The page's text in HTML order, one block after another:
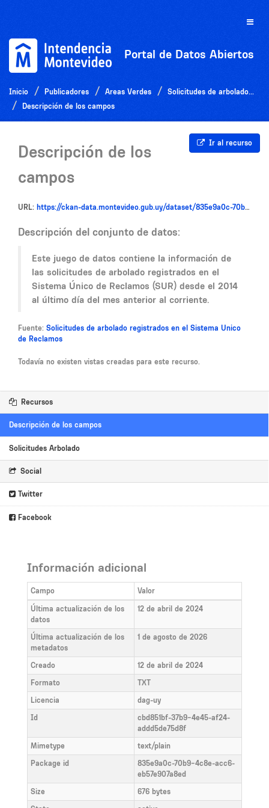
Toggle
Portal de Datos Abiertos
Inicio Publicadores Areas Verdes
Solicitudes de arbolado...
Descripción de los campos
Ir al recurso
Descripción de los
campos
URL: https://ckan-data.montevideo.gub.uy/dataset/835e9a0c-70b9-4c8e-acc6-eb57e907a8ed/resource/cbd851bf-37b9-4e45-af24-addd5de75d8f/download/metadataarbolado.txt
Descripción del conjunto de datos:
Este juego de datos contiene la información de
las solicitudes de arbolado registrados en el
Sistema Único de Reclamos (SUR) desde el 2014
al último día del mes anterior al corriente.
Fuente: Solicitudes de arbolado registrados en el Sistema Unico
de Reclamos
Todavía no existen vistas creadas para este recurso.
Recursos
Descripción de los campos
Solicitudes Arbolado
Social
Twitter
Facebook
Información adicional
Campo
Valor
Última actualización de los
datos
12 de abril de 2024
Última actualización de los
metadatos
1 de agosto de 2026
Creado
12 de abril de 2024
Formato
TXT
Licencia
dag-uy
Id
cbd851bf-37b9-4e45-af24-
addd5de75d8f
Mimetype
text/plain
Package id
835e9a0c-70b9-4c8e-acc6-
eb57e907a8ed
Size
676 bytes